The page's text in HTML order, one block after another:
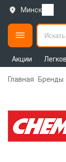
Минск
Акции
Главная Бренды